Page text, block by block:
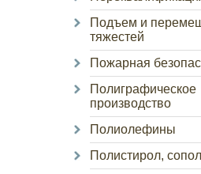
Подъем и
тяжестей
Пожарная
Полиграфическое
производство
Полиолефины
Полистирол,